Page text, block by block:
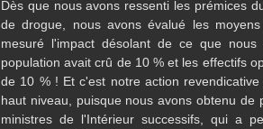
Dès que nous avons ressenti les prémices
de drogue, nous avons évalué les
mesuré l'impact désolant de ce que
population avait crû de 10 % et les effectifs
de 10 % ! Et c'est notre action
haut niveau, puisque nous avons obtenu
ministres de l'Intérieur successifs, qui a